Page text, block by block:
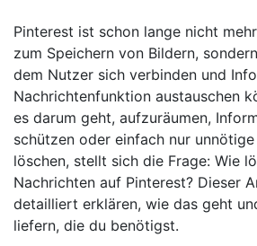
Pinterest ist schon lange nicht
zum Speichern von Bildern,
dem Nutzer sich verbinden und
Nachrichtenfunktion austauschen
es darum geht, aufzuräumen,
schützen oder einfach nur
löschen, stellt sich die Frage: Wie
Nachrichten auf Pinterest? Dieser
detailliert erklären, wie das geht
liefern, die du benötigst.